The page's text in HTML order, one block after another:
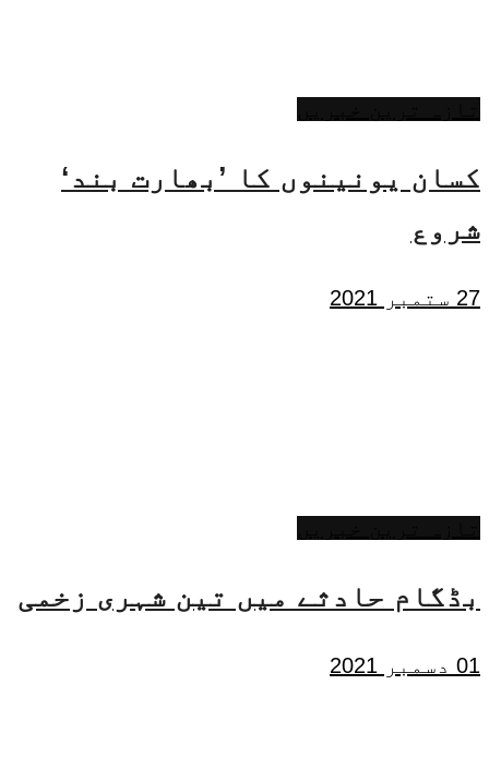
کسان یونینوں کا ’بھارت بند‘
شروع
27 ستمبر 2021
بڈگام حادثے میں تین شہری زخمی
01 دسمبر 2021